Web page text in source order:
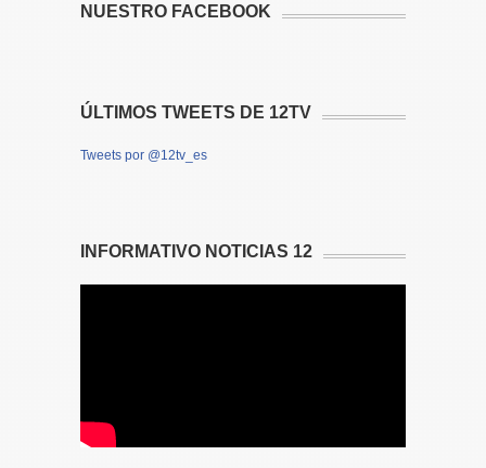
NUESTRO FACEBOOK
ÚLTIMOS TWEETS DE 12TV
Tweets por @12tv_es
INFORMATIVO NOTICIAS 12